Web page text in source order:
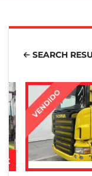
SEARCH
VENDIDO